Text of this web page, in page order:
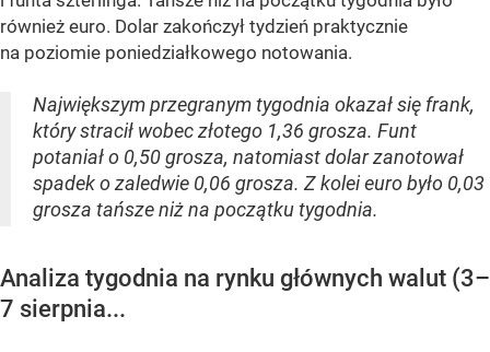
również euro. Dolar zakończył tydzień praktycznie
na poziomie poniedziałkowego notowania.
Największym przegranym tygodnia okazał się frank,
który stracił wobec złotego 1,36 grosza. Funt
potaniał o 0,50 grosza, natomiast dolar zanotował
spadek o zaledwie 0,06 grosza. Z kolei euro było 0,03
grosza tańsze niż na początku tygodnia.
Analiza tygodnia na rynku głównych walut (3–
7 sierpnia...